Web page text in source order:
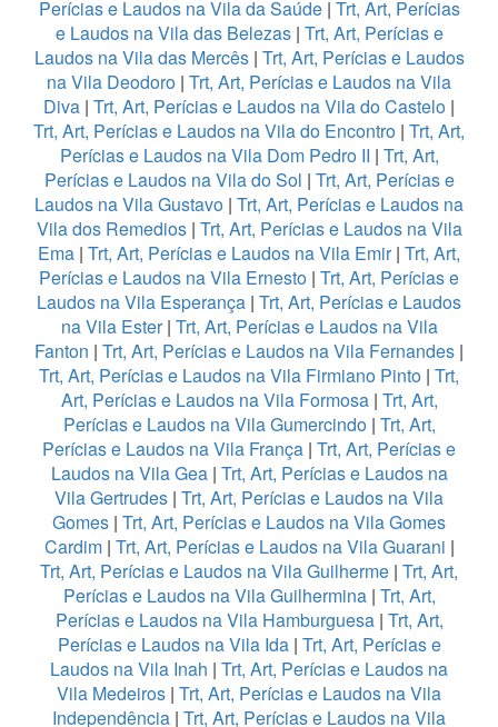
Perícias e Laudos na Vila da Saúde| Trt, Art, Perícias
e Laudos na Vila das Belezas| Trt, Art, Perícias e
Laudos na Vila das Mercês| Trt, Art, Perícias e Laudos
na Vila Deodoro | Trt, Art, Perícias e Laudos na Vila
Diva | Trt, Art, Perícias e Laudos na Vila do Castelo |
Trt, Art, Perícias e Laudos na Vila do Encontro | Trt, Art,
Perícias e Laudos na Vila Dom Pedro II | Trt, Art,
Perícias e Laudos na Vila do Sol | Trt, Art, Perícias e
Laudos na Vila Gustavo | Trt, Art, Perícias e Laudos na
Vila dos Remedios| Trt, Art, Perícias e Laudos na Vila
Ema | Trt, Art, Perícias e Laudos na Vila Emir| Trt, Art,
Perícias e Laudos na Vila Ernesto | Trt, Art, Perícias e
Laudos na Vila Esperança | Trt, Art, Perícias e Laudos
na Vila Ester| Trt, Art, Perícias e Laudos na Vila
Fanton | Trt, Art, Perícias e Laudos na Vila Fernandes |
Trt, Art, Perícias e Laudos na Vila Firmiano Pinto | Trt,
Art, Perícias e Laudos na Vila Formosa| Trt, Art,
Perícias e Laudos na Vila Gumercindo| Trt, Art,
Perícias e Laudos na Vila França | Trt, Art, Perícias e
Laudos na Vila Gea| Trt, Art, Perícias e Laudos na
Vila Gertrudes | Trt, Art, Perícias e Laudos na Vila
Gomes | Trt, Art, Perícias e Laudos na Vila Gomes
Cardim| Trt, Art, Perícias e Laudos na Vila Guarani |
Trt, Art, Perícias e Laudos na Vila Guilherme | Trt, Art,
Perícias e Laudos na Vila Guilhermina| Trt, Art,
Perícias e Laudos na Vila Hamburguesa| Trt, Art,
Perícias e Laudos na Vila Ida| Trt, Art, Perícias e
Laudos na Vila Inah | Trt, Art, Perícias e Laudos na
Vila Medeiros | Trt, Art, Perícias e Laudos na Vila
Independência | Trt, Art, Perícias e Laudos na Vila